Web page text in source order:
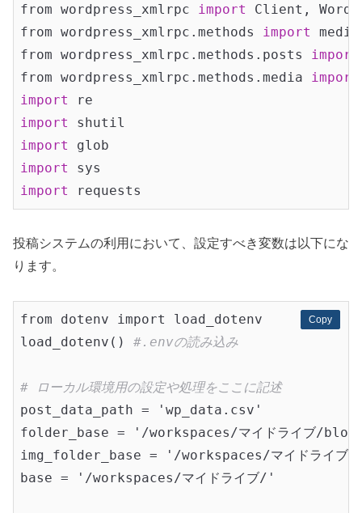
from wordpress_xmlrpc
import
Client,
from wordpress_xmlrpc.methods
import
from wordpress_xmlrpc.methods.posts
import
from wordpress_xmlrpc.methods.media
import
import
import
import
import
import
投稿システムの利用において、設定すべき変数は以下にな
ります。
Copy
Copy
from dotenv import load_dotenv
load_dotenv() #.envの読み込み
# ローカル環境用の設定や処理をここに記述
post_data_path = 'wp_data.csv'
folder_base = '/workspaces/マイドライブ/
img_folder_base = '/workspaces/マイドライ
base = '/workspaces/マイドライブ/'